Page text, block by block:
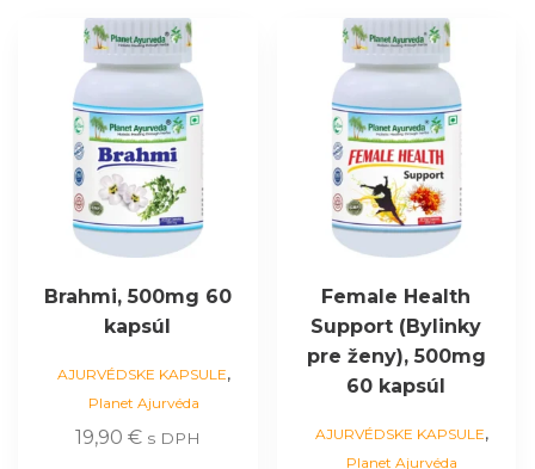
Brahmi, 500mg 60
kapsúl
AJURVÉDSKE KAPSULE,
Planet Ajurvéda
19,90 € s DPH
Female Health
Support (Bylinky
pre ženy), 500mg
60 kapsúl
AJURVÉDSKE KAPSULE,
Planet Ajurvéda